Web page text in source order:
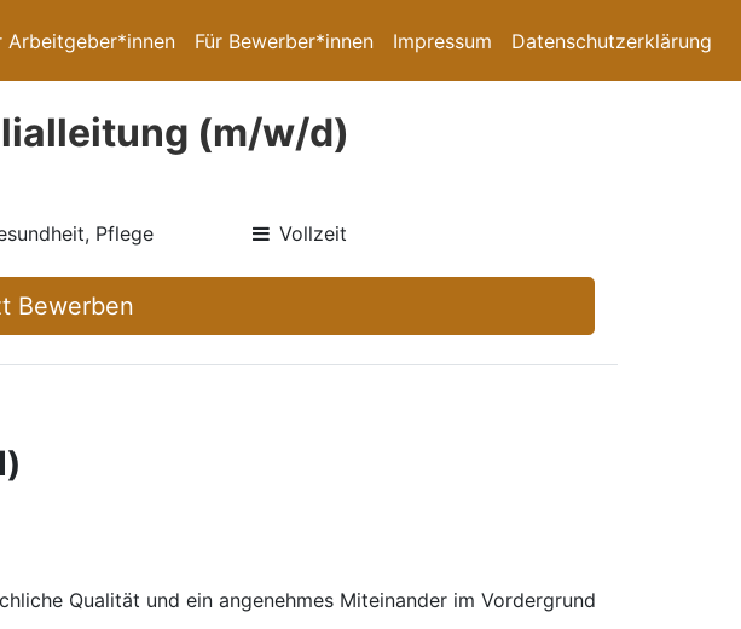
Arbeitgeber*innen Für Bewerber*innen Impressum Datenschutzerklärung
(m/w/d)
Pflege Vollzeit
Bewerben
Qualität und ein angenehmes Miteinander im Vordergrund